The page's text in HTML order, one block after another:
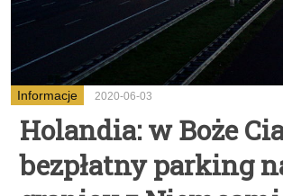
Informacje 2020-06-03
Holandia: w Boże
bezpłatny parking